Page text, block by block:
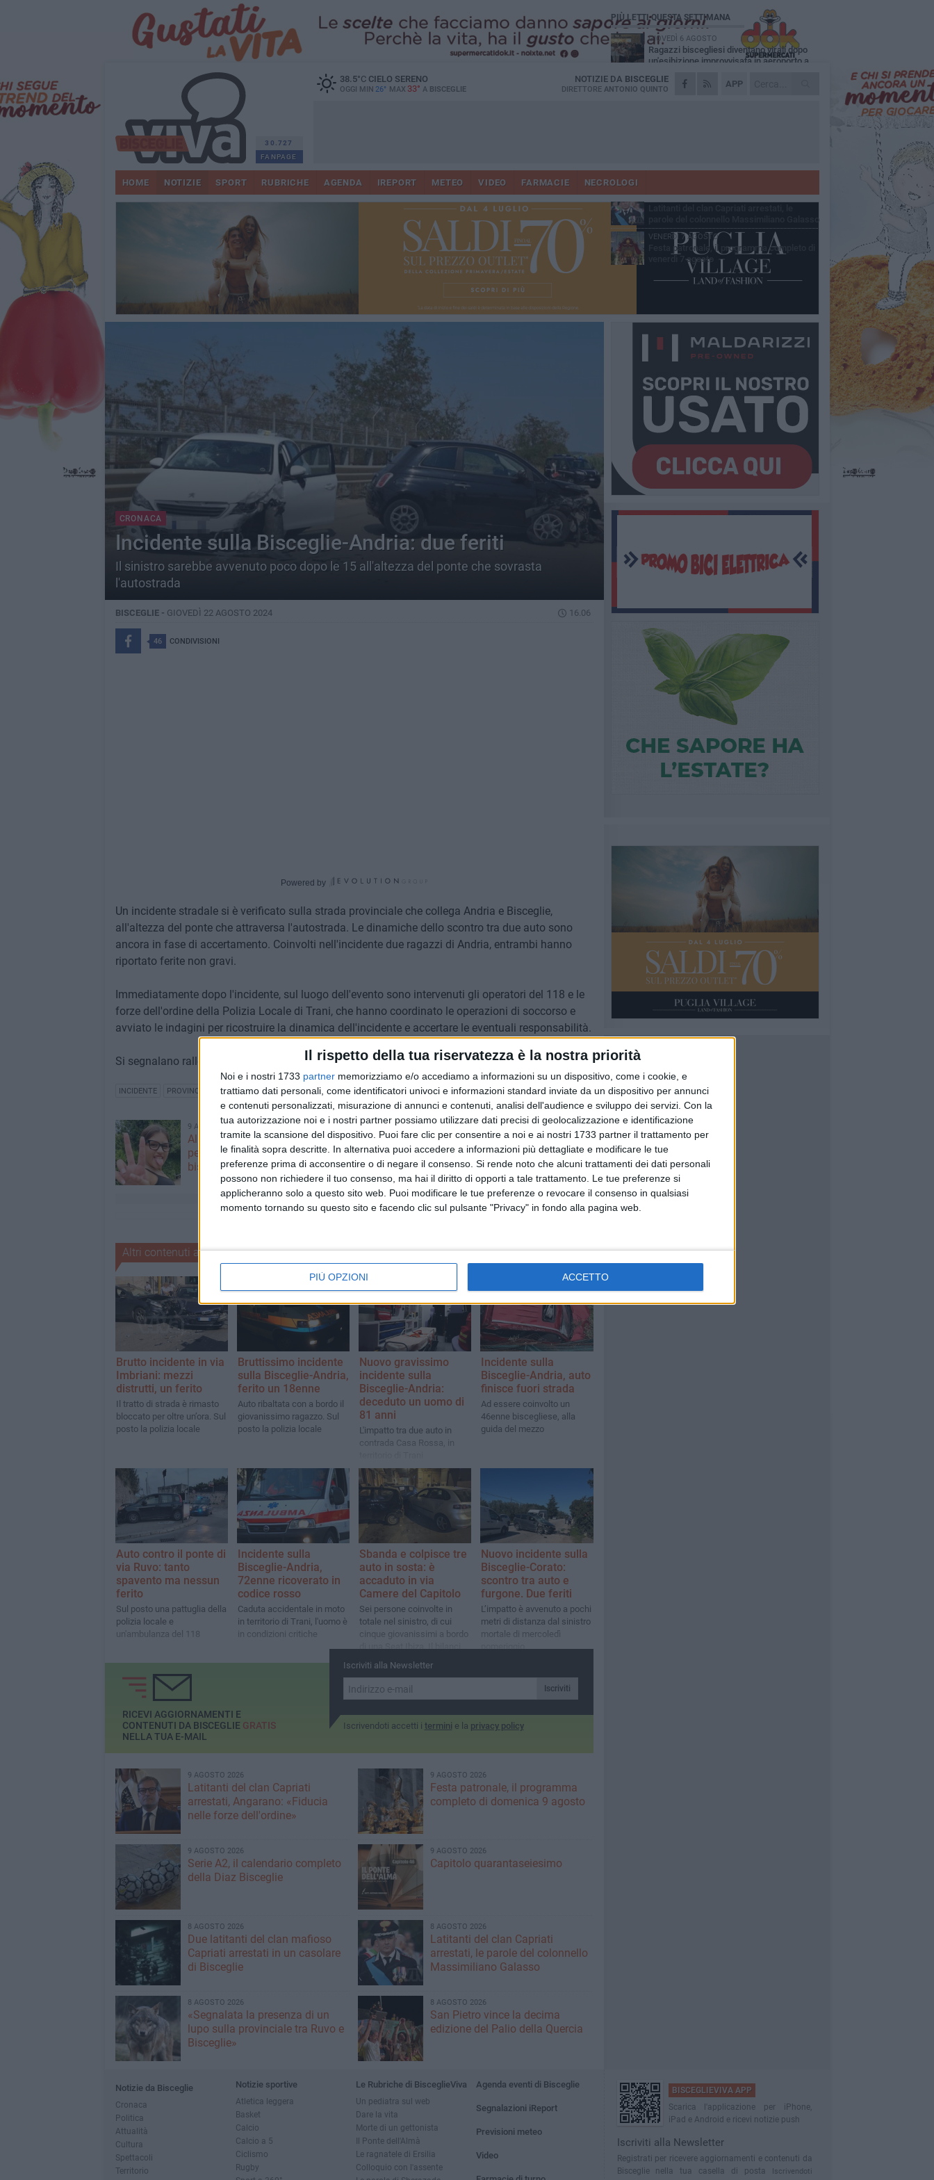
Il rispetto della tua riservatezza è la nostra priorità
Noi e i nostri 1733 partner memorizziamo e/o accediamo a informazioni su un dispositivo, come i cookie, e
trattiamo dati personali, come identificatori univoci e informazioni standard inviate da un dispositivo per annunci
e contenuti personalizzati, misurazione di annunci e contenuti, analisi dell'audience e sviluppo dei servizi. Con la
tua autorizzazione noi e i nostri partner possiamo utilizzare dati precisi di geolocalizzazione e identificazione
tramite la scansione del dispositivo. Puoi fare clic per consentire a noi e ai nostri 1733 partner il trattamento per
le finalità sopra descritte. In alternativa puoi accedere a informazioni più dettagliate e modificare le tue
preferenze prima di acconsentire o di negare il consenso. Si rende noto che alcuni trattamenti dei dati personali
possono non richiedere il tuo consenso, ma hai il diritto di opporti a tale trattamento. Le tue preferenze si
applicheranno solo a questo sito web. Puoi modificare le tue preferenze o revocare il consenso in qualsiasi
momento tornando su questo sito e facendo clic sul pulsante "Privacy" in fondo alla pagina web.
PIÙ OPZIONI ACCETTO
30.727
FANPAGE
38.5°CCIELO SERENO
OGGI MIN 26° MAX 33° A BISCEGLIE
APP
NOTIZIE DA BISCEGLIE
DIRETTORE ANTONIO QUINTO
HOME NOTIZIE SPORT RUBRICHE AGENDA IREPORT METEO VIDEO FARMACIE NECROLOGI
CRONACA
Incidente sulla Bisceglie-Andria: due feriti
Il sinistro sarebbe avvenuto poco dopo le 15 all'altezza del ponte che sovrasta
l'autostrada
BISCEGLIE - GIOVEDÌ 22 AGOSTO 2024 16.06
46 CONDIVISIONI
Powered by
Un incidente stradale si è verificato sulla strada provinciale che collega Andria e Bisceglie,
all'altezza del ponte che attraversa l'autostrada. Le dinamiche dello scontro tra due auto sono
ancora in fase di accertamento. Coinvolti nell'incidente due ragazzi di Andria, entrambi hanno
riportato ferite non gravi.
Immediatamente dopo l'incidente, sul luogo dell'evento sono intervenuti gli operatori del 118 e le
forze dell'ordine della Polizia Locale di Trani, che hanno coordinato le operazioni di soccorso e
avviato le indagini per ricostruire la dinamica dell'incidente e accertare le eventuali responsabilità.
Si segnalano rallentamenti lungo la provinciale 13.
INCIDENTE PROVINCIALE BISCEGLIE-ANDRIA
9 AGOSTO 2026
Alicia Amoruso, nuove iniziative
per ricordare la 12enne
biscegliese
9 AGOSTO 2026
Incendio in un appartamento di
viale Calace, evacuate due
famiglie
Altri contenuti a tema
Brutto incidente in via
Imbriani: mezzi
distrutti, un ferito
Il tratto di strada è rimasto
bloccato per oltre un’ora. Sul
posto la polizia locale
Bruttissimo incidente
sulla Bisceglie-Andria,
ferito un 18enne
Auto ribaltata con a bordo il
giovanissimo ragazzo. Sul
posto la polizia locale
Nuovo gravissimo
incidente sulla
Bisceglie-Andria:
deceduto un uomo di
81 anni
L'impatto tra due auto in
contrada Casa Rossa, in
Incidente sulla
Bisceglie-Andria, auto
finisce fuori strada
Ad essere coinvolto un
46enne biscegliese, alla
guida del mezzo
Auto contro il ponte di
via Ruvo: tanto
spavento ma nessun
ferito
Sul posto una pattuglia della
polizia locale e
un'ambulanza del 118
Incidente sulla
Bisceglie-Andria,
72enne ricoverato in
codice rosso
Caduta accidentale in moto
in territorio di Trani, l'uomo è
in condizioni critiche
Sbanda e colpisce tre
auto in sosta: è
accaduto in via
Camere del Capitolo
Sei persone coinvolte in
totale nel sinistro, di cui
cinque giovanissimi a bordo
di una Seat Ibiza. Il bilancio
non è grave
Nuovo incidente sulla
Bisceglie-Corato:
scontro tra auto e
furgone. Due feriti
L’impatto è avvenuto a pochi
metri di distanza dal sinistro
mortale di mercoledì
pomeriggio
Iscriviti alla Newsletter
Iscriviti
Iscrivendoti accetti i termini e la privacy policy
RICEVI AGGIORNAMENTI E
CONTENUTI DA BISCEGLIE GRATIS
NELLA TUA E-MAIL
9 AGOSTO 2026
Latitanti del clan Capriati
arrestati, Angarano: «Fiducia
nelle forze dell'ordine»
9 AGOSTO 2026
Festa patronale, il programma
completo di domenica 9 agosto
9 AGOSTO 2026
Serie A2, il calendario completo
della Diaz Bisceglie
9 AGOSTO 2026
Capitolo quarantaseiesimo
8 AGOSTO 2026
Due latitanti del clan mafioso
Capriati arrestati in un casolare
di Bisceglie
8 AGOSTO 2026
Latitanti del clan Capriati
arrestati, le parole del colonnello
Massimiliano Galasso
8 AGOSTO 2026
«Segnalata la presenza di un
lupo sulla provinciale tra Ruvo e
Bisceglie»
8 AGOSTO 2026
San Pietro vince la decima
edizione del Palio della Quercia
PIÙ LETTI QUESTA SETTIMANA
GIOVEDÌ 6 AGOSTO
Ragazzi biscegliesi diventano virali dopo
un'esibizione improvvisata in aeroporto a
MARTEDÌ 4 AGOSTO
Emergenza caldo, il Comune di Bisceglie
Due auto incendiate nella notte in via Dieta
SABATO 8 AGOSTO
parole del colonnello Massimiliano Galasso
VENERDÌ 7 AGOSTO
Festa patronale, il programma completo di
venerdì 7 agosto
Notizie da Bisceglie
Cronaca
Politica
Attualità
Cultura
Spettacoli
Territorio
Notizie sportive
Atletica leggera
Basket
Calcio
Calcio a 5
Ciclismo
Rugby
Le Rubriche di BisceglieViva
Un pediatra sul web
Dare la vita
Morte di un gettonista
Il Ponte dell'Almà
Le ragnatele di Ersilia
Colloquio con l'assente
Agenda eventi di Bisceglie
Segnalazioni iReport
Previsioni meteo
Video
BISCEGLIEVIVA APP
Scarica l'applicazione per iPhone,
iPad e Android e ricevi notizie push
Iscriviti alla Newsletter
Registrati per ricevere aggiornamenti e contenuti da
Bisceglie nella tua casella di posta
Iscrivendoti